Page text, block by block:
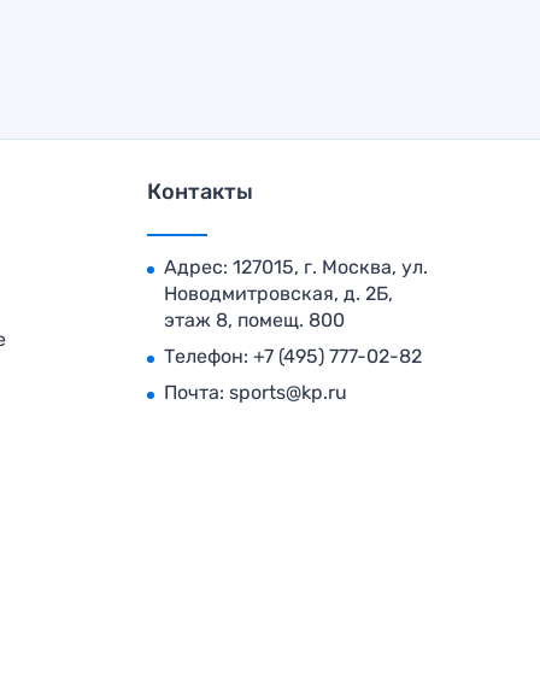
Контакты
Адрес: 127015, г. Москва, ул.
Новодмитровская, д. 2Б,
этаж 8, помещ. 800
Телефон: +7 (495) 777-02-82
Почта: sports@kp.ru